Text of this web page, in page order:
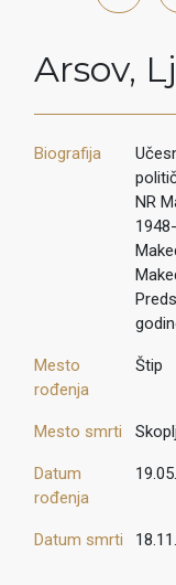
Arsov,
Biografija
NR
Mesto
rođenja
Štip
Mesto smrti
Datum
rođenja
Datum smrti